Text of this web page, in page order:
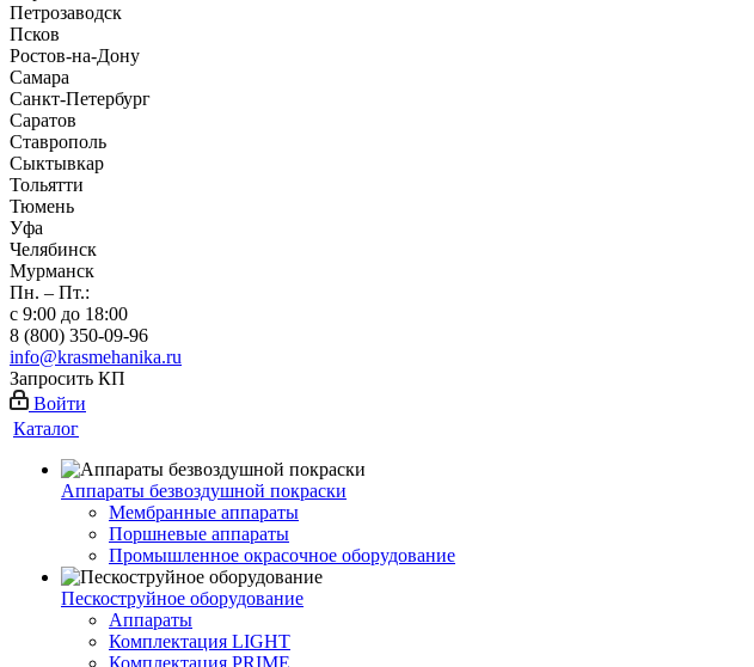
Петрозаводск
Псков
Ростов-на-Дону
Самара
Санкт-Петербург
Саратов
Ставрополь
Сыктывкар
Тольятти
Тюмень
Уфа
Челябинск
Мурманск
Пн. – Пт.:
с 9:00 до 18:00
8 (800) 350-09-96
info@krasmehanika.ru
Запросить КП
Войти
Каталог
Аппараты безвоздушной покраски
Мембранные аппараты
Поршневые аппараты
Промышленное окрасочное оборудование
Пескоструйное оборудование
Аппараты
Комплектация LIGHT
Комплектация PRIME